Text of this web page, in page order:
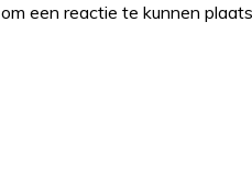
om een reactie te kunnen